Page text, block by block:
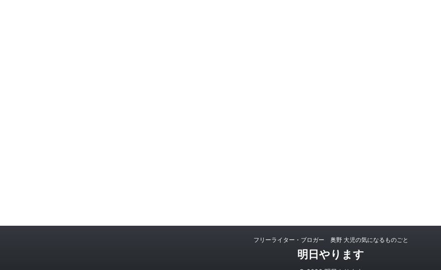
フリーライター・ブロガー 奥野 大児の気になるものごと
明日やります